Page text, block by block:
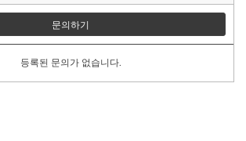
문의하기
등록된 문의가 없습니다.